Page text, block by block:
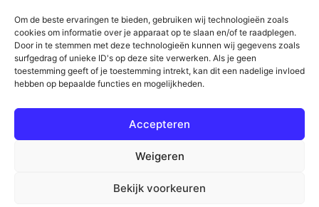
Om de beste ervaringen te bieden, gebruiken wij technologieën zoals
cookies om informatie over je apparaat op te slaan en/of te raadplegen.
Door in te stemmen met deze technologieën kunnen wij gegevens zoals
surfgedrag of unieke ID's op deze site verwerken. Als je geen
toestemming geeft of je toestemming intrekt, kan dit een nadelige invloed
hebben op bepaalde functies en mogelijkheden.
Accepteren
Weigeren
Bekijk voorkeuren
Privacyverklaring
Winkelmand